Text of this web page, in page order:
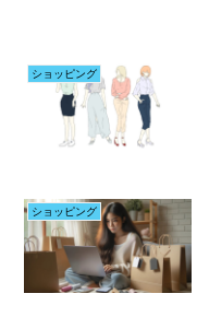
ショッピング
ショッピング